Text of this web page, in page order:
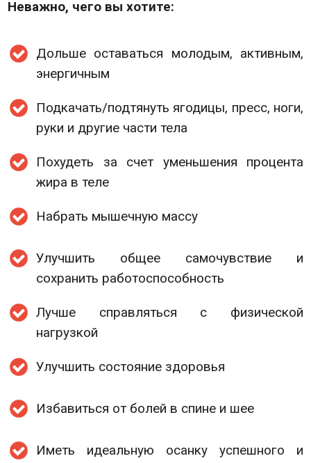
Неважно, чего вы хотите:
Дольше оставаться молодым, активным,
энергичным
Подкачать/подтянуть ягодицы, пресс, ноги,
руки и другие части тела
Похудеть за счет уменьшения процента
жира в теле
Набрать мышечную массу
Улучшить общее самочувствие и
сохранить работоспособность
Лучше справляться с физической
нагрузкой
Улучшить состояние здоровья
Избавиться от болей в спине и шее
Иметь идеальную осанку успешного и